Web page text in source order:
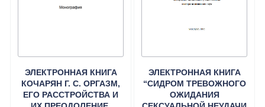
ЭЛЕКТРОННАЯ КНИГА
КОЧАРЯН Г. С. ОРГАЗМ,
ЕГО РАССТРОЙСТВА И
ЭЛЕКТРОННАЯ КНИГА
“СИДРОМ ТРЕВОЖНОГО
ОЖИДАНИЯ